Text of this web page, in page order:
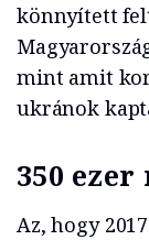
könnyített
mint amit
ukránok
350
Az, hogy